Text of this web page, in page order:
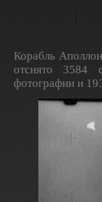
Корабль
отснято 3584
фотографии и